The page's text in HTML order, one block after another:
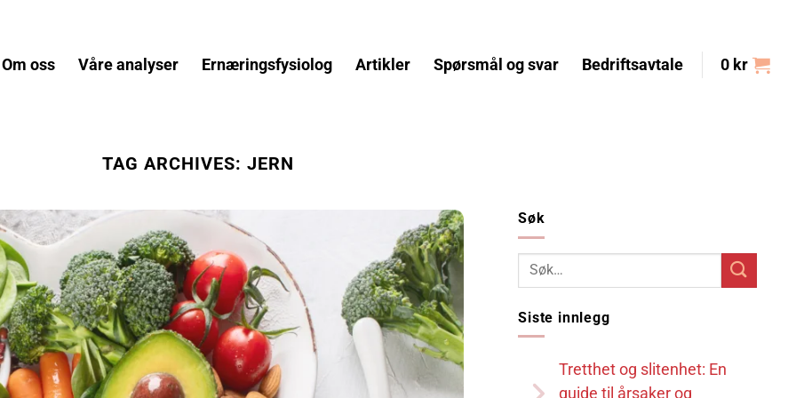
Om oss Våre analyser Ernæringsfysiolog Artikler Spørsmål og svar Bedriftsavtale 0 kr
TAG ARCHIVES: JERN
Søk
Siste innlegg
Tretthet og slitenhet: En
guide til årsaker og